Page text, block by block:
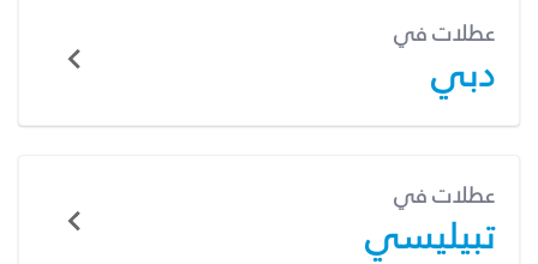
عطلات في
دبي
عطلات في
تبيليسي